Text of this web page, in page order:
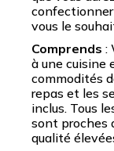
vous le
Comprends :
à une cuisine
commodités
repas et les
inclus. Tous
sont proches
qualité